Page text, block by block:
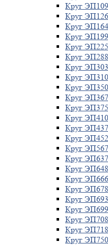
Круг ЭП109
Круг ЭП126
Круг ЭП164
Круг
Круг ЭП225
Круг ЭП288
Круг ЭП303
Круг
Круг ЭП350
Круг ЭП367
Круг ЭП375
Круг
Круг ЭП437
Круг
Круг ЭП567
Круг
Круг
Круг
Круг ЭП678
Круг
Круг
Круг
Круг
Круг